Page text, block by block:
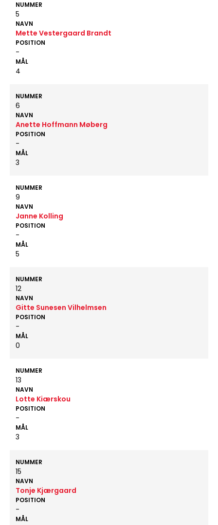
NUMMER
5
NAVN
Mette Vestergaard Brandt
POSITION
-
MÅL
4
NUMMER
6
NAVN
Anette Hoffmann Møberg
POSITION
-
MÅL
3
NUMMER
9
NAVN
Janne Kolling
POSITION
-
MÅL
5
NUMMER
12
NAVN
Gitte Sunesen Vilhelmsen
POSITION
-
MÅL
0
NUMMER
13
NAVN
Lotte Kiærskou
POSITION
-
MÅL
3
NUMMER
15
NAVN
Tonje Kjærgaard
POSITION
-
MÅL